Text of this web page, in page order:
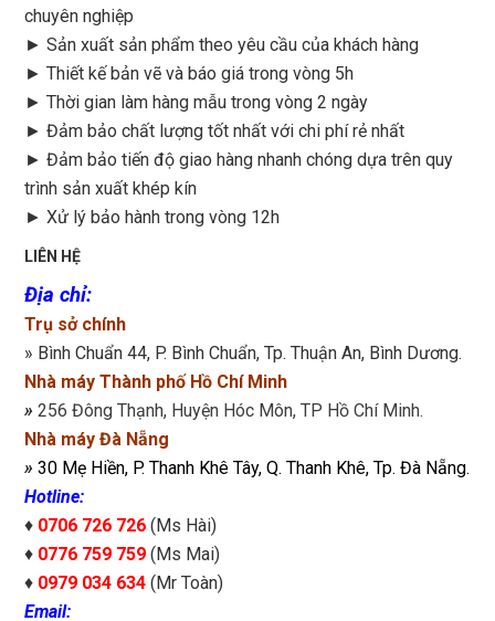
chuyên nghiệp
► Sản xuất sản phẩm theo yêu cầu của khách hàng
► Thiết kế bản vẽ và báo giá trong vòng 5h
► Thời gian làm hàng mẫu trong vòng 2 ngày
► Đảm bảo chất lượng tốt nhất với chi phí rẻ nhất
► Đảm bảo tiến độ giao hàng nhanh chóng dựa trên quy
trình sản xuất khép kín
► Xử lý bảo hành trong vòng 12h
LIÊN HỆ
Địa chỉ:
Trụ sở chính
» Bình Chuẩn 44, P. Bình Chuẩn, Tp. Thuận An, Bình Dương.
Nhà máy Thành phố Hồ Chí Minh
» 256 Đông Thạnh, Huyện Hóc Môn, TP Hồ Chí Minh.
Nhà máy Đà Nẵng
» 30 Mẹ Hiền, P. Thanh Khê Tây, Q. Thanh Khê, Tp. Đà Nẵng.
Hotline:
♦ 0706 726 726(Ms Hài)
♦ 0776 759 759(Ms Mai)
♦ 0979 034 634 (Mr Toàn)
Email: